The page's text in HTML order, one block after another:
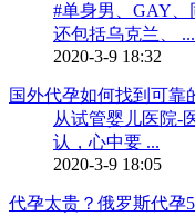
#单身男、GAY、
还包括乌克兰、 ...
2020-3-9 18:32
国外代孕如何找到可靠
从试管婴儿医院-
认，心中要 ...
2020-3-9 18:05
代孕太贵？俄罗斯代孕